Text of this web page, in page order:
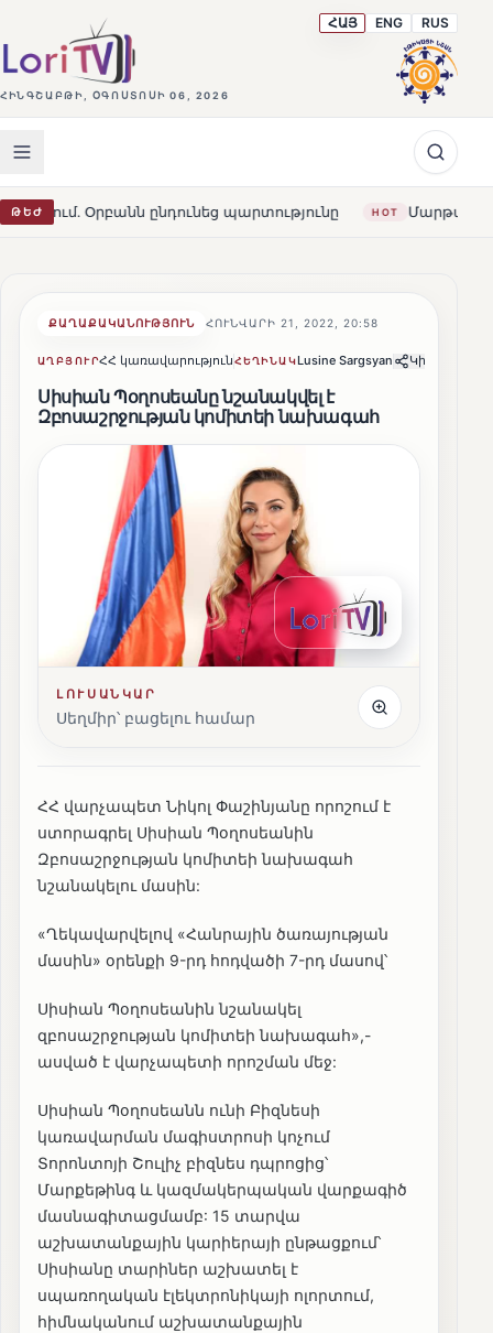
ՀԻՆԳՇԱԲԹԻ, ՕԳՈՍՏՈՍԻ 06, 2026
ՀԱՅ ENG RUS
ԹԵԺ
ընդունեց պարտությունը HOT Մարթա Կոս. «Հայաստանն
ՔԱՂԱՔԱԿԱՆՈՒԹՅՈՒՆ ՀՈՒՆՎԱՐԻ 21, 2022, 20:58
ԱՂԲՅՈՒՐՀՀ կառավարությունՀԵՂԻՆԱԿLusine Sargsyan Կիսվել
Սիսիան Պօղոսեանը նշանակվել է
Զբոսաշրջության կոմիտեի նախագահ
ԼՈՒՍԱՆԿԱՐ
Սեղմիր՝ բացելու համար
ՀՀ վարչապետ Նիկոլ Փաշինյանը որոշում է
ստորագրել Սիսիան Պօղոսեանին
Զբոսաշրջության կոմիտեի նախագահ
նշանակելու մասին:
«Ղեկավարվելով «Հանրային ծառայության
մասին» օրենքի 9-րդ հոդվածի 7-րդ մասով՝
Սիսիան Պօղոսեանին նշանակել
զբոսաշրջության կոմիտեի նախագահ»,-
ասված է վարչապետի որոշման մեջ:
Սիսիան Պօղոսեանն ունի Բիզնեսի
կառավարման մագիստրոսի կոչում
Տորոնտոյի Շուլիչ բիզնես դպրոցից՝
Մարքեթինգ և կազմակերպական վարքագիծ
մասնագիտացմամբ: 15 տարվա
աշխատանքային կարիերայի ընթացքում՝
Սիսիանը տարիներ աշխատել է
սպառողական էլեկտրոնիկայի ոլորտում,
հիմնականում աշխատանքային